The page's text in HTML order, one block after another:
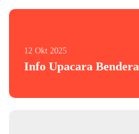
12 Okt 2025
Info Upacara Bendera